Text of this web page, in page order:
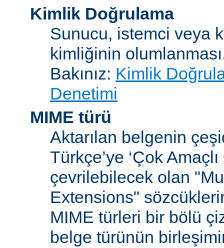
Kimlik Doğrulama
Sunucu, istemci veya
kimliğinin
Bakınız: Kimlik
Denetimi
MIME türü
Aktarılan belgenin
Türkçe’ye ‘Çok
çevrilebilecek olan
Extensions"
MIME türleri bir bölü
belge türünün